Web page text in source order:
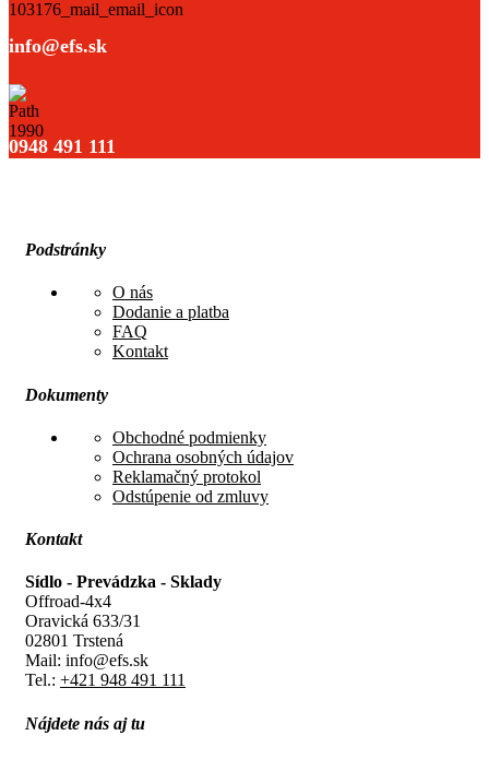
info@efs.sk
0948 491 111
Podstránky
O nás
Dodanie a platba
FAQ
Kontakt
Dokumenty
Obchodné podmienky
Ochrana osobných údajov
Reklamačný protokol
Odstúpenie od zmluvy
Kontakt
Sídlo - Prevádzka - Sklady
Offroad-4x4
Oravická 633/31
02801 Trstená
Mail: info@efs.sk
Tel.: +421 948 491 111
Nájdete nás aj tu